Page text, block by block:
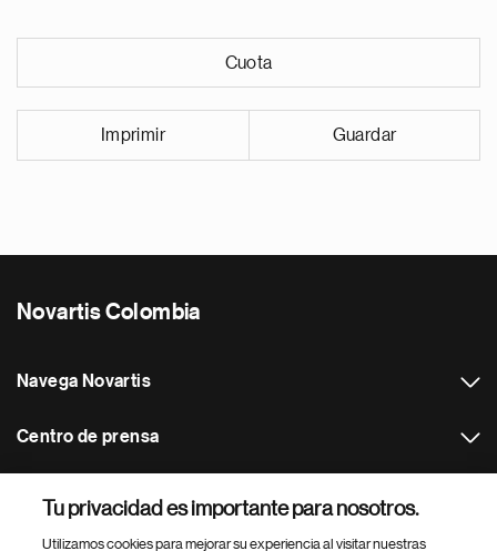
Cuota
Imprimir Guardar
Novartis Colombia
Navega Novartis
Centro de prensa
Tu privacidad es importante para nosotros.
Utilizamos cookies para mejorar su experiencia al visitar nuestras